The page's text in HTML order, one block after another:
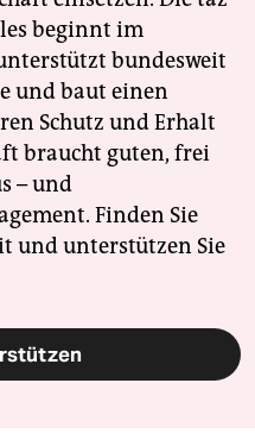
beginnt im
bundesweit
und baut einen
Schutz und Erhalt
braucht guten, frei
– und
Finden Sie
und unterstützen Sie